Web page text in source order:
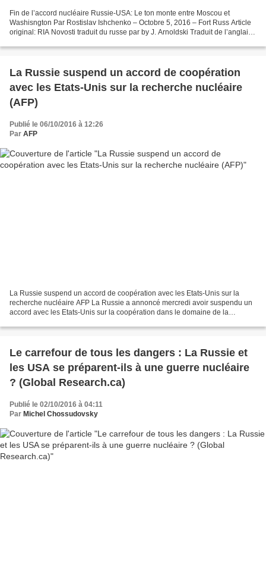
Fin de l’accord nucléaire Russie-USA: Le ton monte entre Moscou et
Washisngton Par Rostislav Ishchenko – Octobre 5, 2016 – Fort Russ Article
original: RIA Novosti traduit du russe par by J. Arnoldski Traduit de l’anglais
La Russie suspend un accord de coopération
avec les Etats-Unis sur la recherche nucléaire
(AFP)
Publié le 06/10/2016 à 12:26
Par AFP
La Russie suspend un accord de coopération avec les Etats-Unis sur la
recherche nucléaire AFP La Russie a annoncé mercredi avoir suspendu un
accord avec les Etats-Unis sur la coopération dans le domaine de la
Le carrefour de tous les dangers : La Russie et
les USA se préparent-ils à une guerre nucléaire
? (Global Research.ca)
Publié le 02/10/2016 à 04:11
Par Michel Chossudovsky